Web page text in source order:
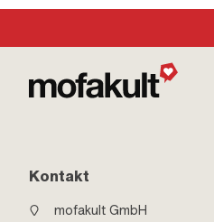
Kontakt
mofakult GmbH